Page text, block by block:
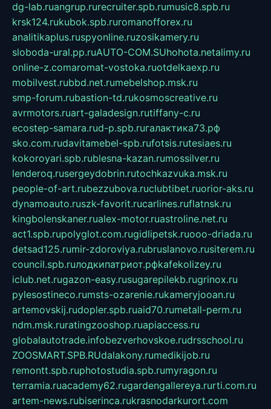
dg-lab.ruangrup.rurecruiter.spb.rumusic8.spb.ru
krsk124.rukubok.spb.ruromanofforex.ru
analitikaplus.ruspyonline.ruzosikamery.ru
sloboda-ural.pp.ruAUTO-COM.SUhohota.netalimy.ru
online-z.comaromat-vostoka.ruotdelkaexp.ru
mobilvest.rubbd.net.rumebelshop.msk.ru
smp-forum.rubastion-td.rukosmoscreative.ru
avrmotors.ruart-galadesign.rutiffany-c.ru
ecostep-samara.rud-p.spb.ruгалактика73.рф
sko.com.rudavitamebel-spb.rufotsis.rutesiaes.ru
kokoroyari.spb.rublesna-kazan.rumossilver.ru
lenderoq.rusergeydobrin.rutochkazvuka.msk.ru
people-of-art.rubezzubova.ruclubtibet.ruorior-aks.ru
dynamoauto.ruszk-favorit.rucarlines.ruflatnsk.ru
kingbolenskaner.rualex-motor.ruastroline.net.ru
act1.spb.rupolyglot.com.rugidlipetsk.ruooo-driada.ru
detsad125.rumir-zdoroviya.rubruslanovo.rusiterem.ru
council.spb.ruлодкипатриот.рфkafekolizey.ru
iclub.net.rugazon-easy.rusugarepilekb.rugrinox.ru
pylesostineco.rumsts-ozarenie.rukameryjooan.ru
artemovskij.rudopler.spb.ruaid70.rumetall-perm.ru
ndm.msk.ruratingzooshop.ruapiaccess.ru
globalautotrade.infobezverhovskoe.rudrsschool.ru
ZOOSMART.SPB.RUdalakony.rumedikijob.ru
remontt.spb.ruphotostudia.spb.rumyragon.ru
terramia.ruacademy62.rugardengallereya.rurti.com.ru
artem-news.rubiserinca.rukrasnodarkurort.com